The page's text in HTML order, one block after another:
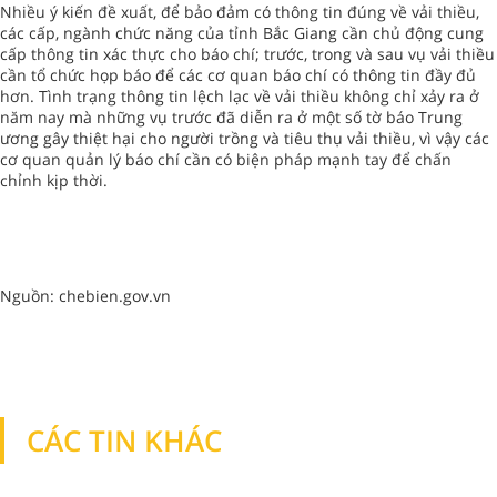
Nhiều ý kiến đề xuất, để bảo đảm có thông tin đúng về vải thiều,
các cấp, ngành chức năng của tỉnh Bắc Giang cần chủ động cung
cấp thông tin xác thực cho báo chí; trước, trong và sau vụ vải thiều
cần tổ chức họp báo để các cơ quan báo chí có thông tin đầy đủ
hơn. Tình trạng thông tin lệch lạc về vải thiều không chỉ xảy ra ở
năm nay mà những vụ trước đã diễn ra ở một số tờ báo Trung
ương gây thiệt hại cho người trồng và tiêu thụ vải thiều, vì vậy các
cơ quan quản lý báo chí cần có biện pháp mạnh tay để chấn
chỉnh kịp thời.
Nguồn: chebien.gov.vn
CÁC TIN KHÁC